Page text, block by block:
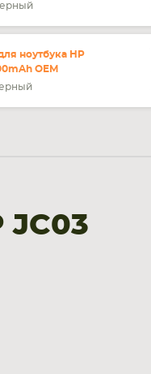
ноутбука HP
OEM
JC03